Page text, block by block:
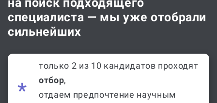
специалиста — мы уже отобрали
сильнейших
только 2 из 10 кандидатов проходят
отбор,
отдаем предпочтение научным